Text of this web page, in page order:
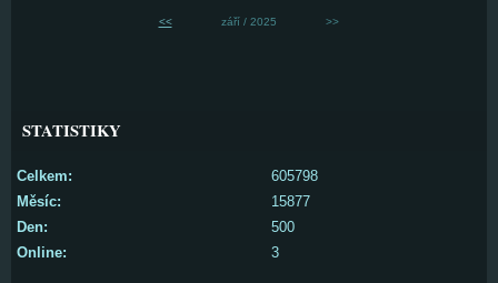
<< září / 2025 >>
STATISTIKY
Online: 3
Celkem:
605798
Měsíc:
15877
Den:
500